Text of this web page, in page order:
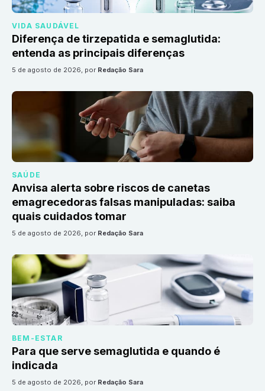
VIDA SAUDÁVEL
Diferença de tirzepatida e semaglutida:
entenda as principais diferenças
5 de agosto de 2026, por Redação Sara
SAÚDE
Anvisa alerta sobre riscos de canetas
emagrecedoras falsas manipuladas: saiba
quais cuidados tomar
5 de agosto de 2026, por Redação Sara
BEM-ESTAR
Para que serve semaglutida e quando é
indicada
5 de agosto de 2026, por Redação Sara